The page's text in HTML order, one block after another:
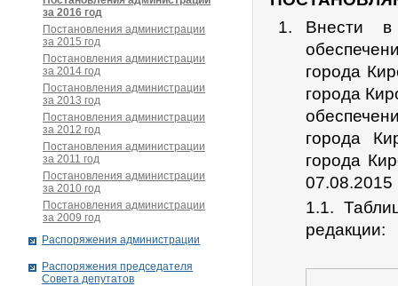
Внести в
города
города
города
города
1.1.
редакции:
за 2016 год
Постановления администрации
за 2015 год
Постановления администрации
за 2014 год
Постановления администрации
за 2013 год
Постановления администрации
за 2012 год
Постановления администрации
за 2011 год
Постановления администрации
за 2010 год
Постановления администрации
за 2009 год
Распоряжения администрации
Распоряжения председателя
Совета депутатов